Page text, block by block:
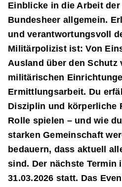
Einblicke in die Arbeit
Bundesheer allgemein.
und verantwortungsvoll
Militärpolizist ist: Von
Ausland über den Schutz
militärischen
Ermittlungsarbeit. Du
Disziplin und körperliche
Rolle spielen – und wie
starken Gemeinschaft
bedauern, dass aktuell
sind. Der nächste Termin
31.03.2026 statt. Das